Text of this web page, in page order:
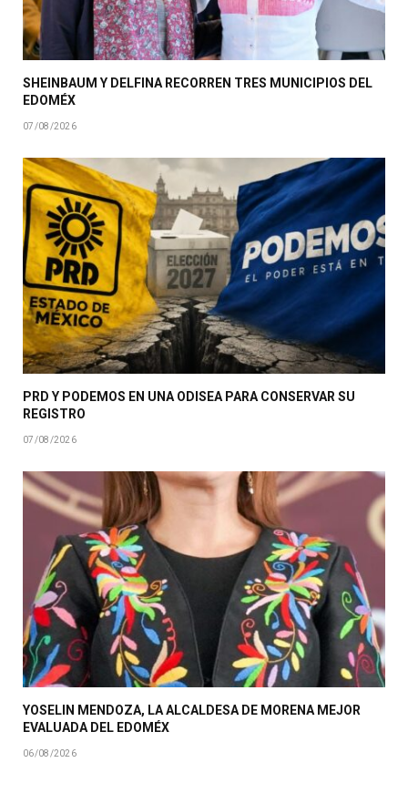
SHEINBAUM Y DELFINA RECORREN TRES MUNICIPIOS DEL
EDOMÉX
07/08/2026
PRD Y PODEMOS EN UNA ODISEA PARA CONSERVAR SU
REGISTRO
07/08/2026
YOSELIN MENDOZA, LA ALCALDESA DE MORENA MEJOR
EVALUADA DEL EDOMÉX
06/08/2026